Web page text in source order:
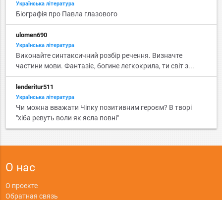
Українська література
Біографія про Павла глазового
ulomen690
Українська література
Виконайте синтаксичний розбір речення. Визначте
частини мови. Фантазіє, богине легкокрила, ти світ з...
lenderitur511
Українська література
Чи можна вважати Чіпку позитивним героєм? В творі
"хіба ревуть воли як ясла повні"
О нас
О проекте
Обратная связь